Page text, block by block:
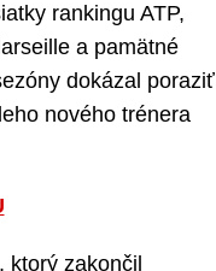
rankingu ATP,
a pamätné
dokázal poraziť
nového trénera
zakončil